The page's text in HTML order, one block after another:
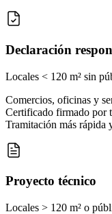
Declaración
Locales < 120 m² sin
Comercios, oficinas y
Certificado firmado por
Tramitación más rápida
Proyecto técnico
Locales > 120 m² o